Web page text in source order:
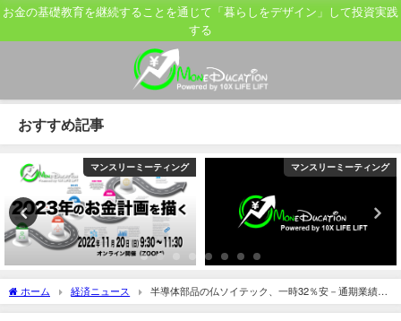
お金の基礎教育を継続することを通じて「暮らしをデザイン」して投資実践
する
おすすめ記事
マンスリーミーティング マンスリーミーティング
ホーム 経済ニュース
半導体部品の仏ソイテック、一時32％安－通期業績見
通し下方修正で